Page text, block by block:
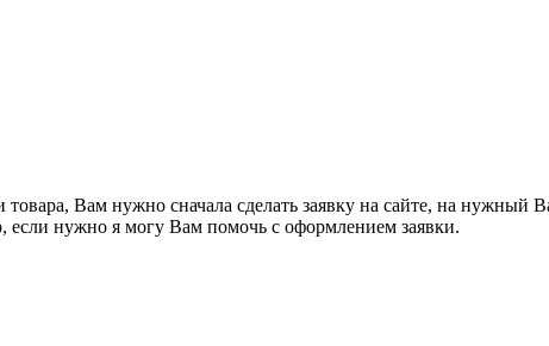
Вам нужно сначала сделать заявку на сайте, на
если нужно я могу Вам помочь с оформлением заявки.